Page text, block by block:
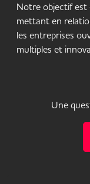
Notre objectif est
mettant en
les entreprises
multiples et
Une